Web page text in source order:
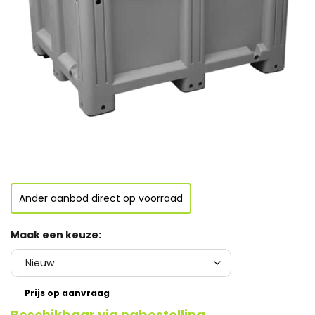
Ander aanbod direct op voorraad
Maak een keuze:
Prijs op aanvraag